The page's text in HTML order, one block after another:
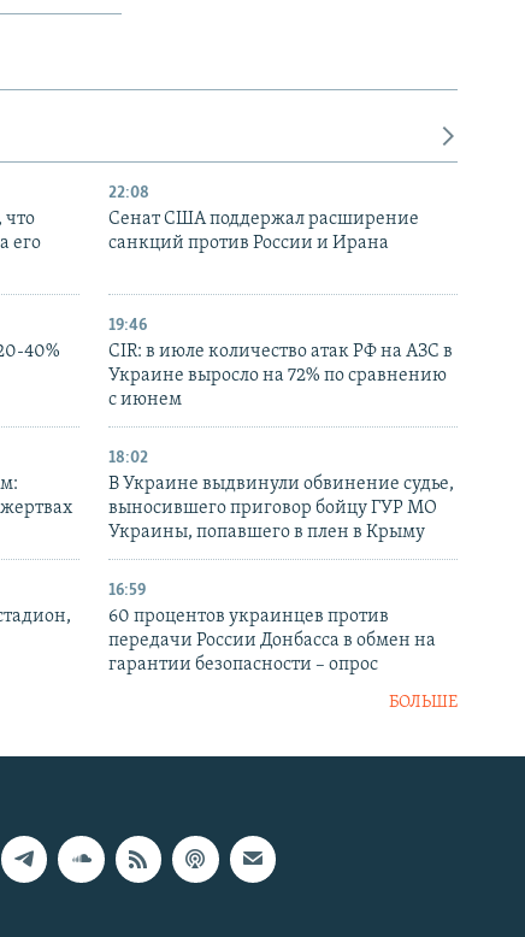
что
его
22:08
Сенат США поддержал расширение
санкций против России и Ирана
40%
19:46
CIR: в июле количество атак РФ на АЗС в
Украине выросло на 72% по сравнению
с июнем
18:02
В Украине выдвинули обвинение судье,
выносившего приговор бойцу ГУР МО
Украины, попавшего в плен в Крыму
16:59
60 процентов украинцев против
передачи России Донбасса в обмен на
гарантии безопасности – опрос
БОЛЬШЕ